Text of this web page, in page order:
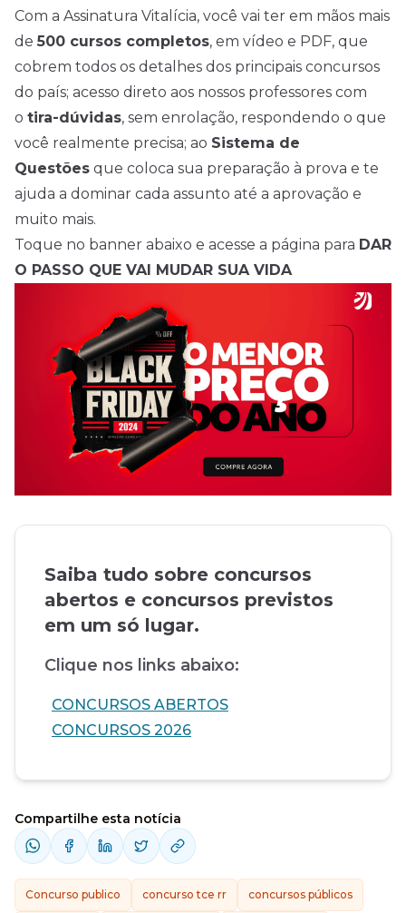
Com a Assinatura Vitalícia, você vai ter em mãos mais
de 500 cursos completos, em vídeo e PDF, que
cobrem todos os detalhes dos principais concursos
do país; acesso direto aos nossos professores com
o tira-dúvidas, sem enrolação, respondendo o que
você realmente precisa; ao Sistema de
Questões que coloca sua preparação à prova e te
ajuda a dominar cada assunto até a aprovação e
muito mais.
Toque no banner abaixo e acesse a página para DAR
O PASSO QUE VAI MUDAR SUA VIDA
Saiba tudo sobre concursos
abertos e concursos previstos
em um só lugar.
Clique nos links abaixo:
CONCURSOS ABERTOS
CONCURSOS 2026
Compartilhe esta notícia
Concurso publico concurso tce rr concursos públicos